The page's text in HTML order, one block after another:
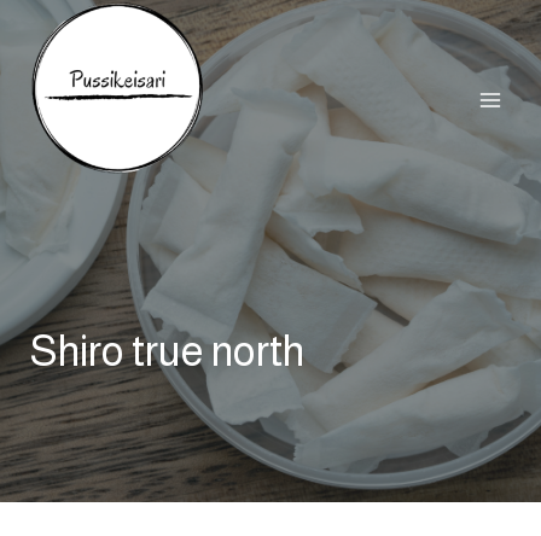
sisältöön
Shiro true north